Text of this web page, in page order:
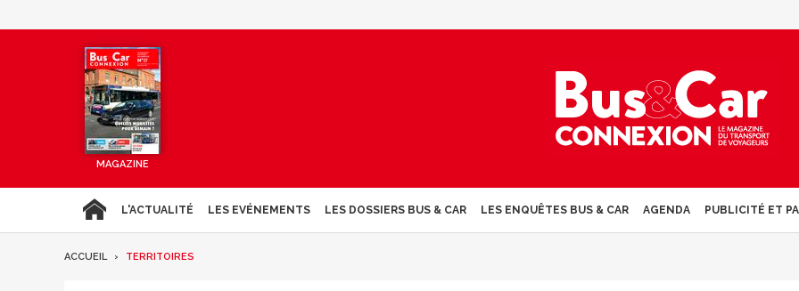
MAGAZINE
L'ACTUALITÉ LES EVÉNEMENTS LES DOSSIERS BUS & CAR LES ENQUÊTES BUS & CAR AGENDA PUBLICITÉ ET
ACCUEIL TERRITOIRES